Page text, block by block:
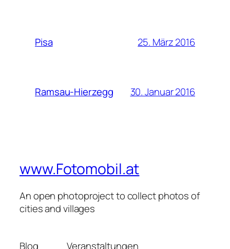
Pisa 25. März 2016
Ramsau-Hierzegg 30. Januar 2016
www.Fotomobil.at
An open photoproject to collect photos of
cities and villages
Blog Veranstaltungen